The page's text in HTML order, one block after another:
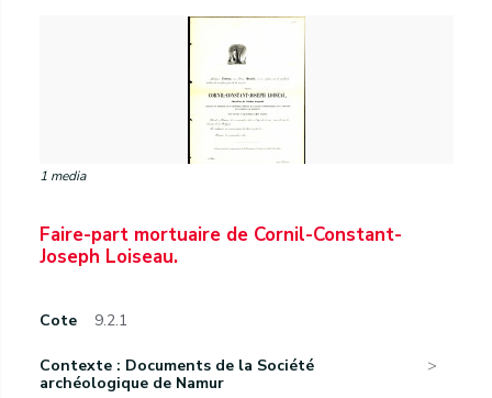
1 media
Faire-part mortuaire de Cornil-Constant-
Joseph Loiseau.
Cote 9.2.1
Contexte : Documents de la Société
archéologique de Namur